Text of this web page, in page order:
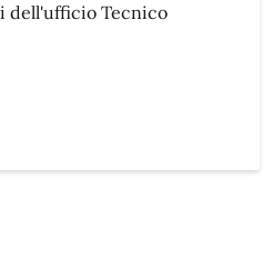
dell'ufficio Tecnico